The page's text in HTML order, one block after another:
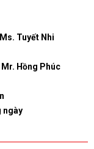
Tuyết Nhi
Hồng Phúc
ngày